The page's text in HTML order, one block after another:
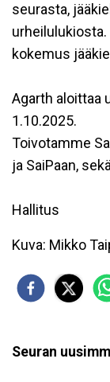
seurasta,
kokemus
Agarth aloittaa
1.10.2025.
Toivotamme
ja SaiPaan,
Hallitus
Kuva: Mikko
Seuran